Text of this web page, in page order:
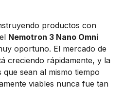
productos con
Nemotron 3 Nano Omni
oportuno. El mercado de
creciendo rápidamente, y la
sean al mismo tiempo
viables nunca fue tan